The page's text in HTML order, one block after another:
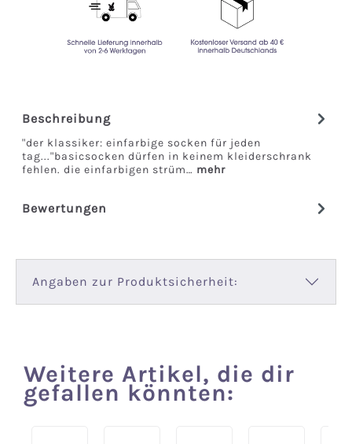
Beschreibung
"der klassiker: einfarbige socken für jeden
tag..."basicsocken dürfen in keinem kleiderschrank
fehlen. die einfarbigen strüm… mehr
Bewertungen
Angaben zur Produktsicherheit:
Produktgalerie überspringen
Weitere Artikel, die dir
gefallen könnten: